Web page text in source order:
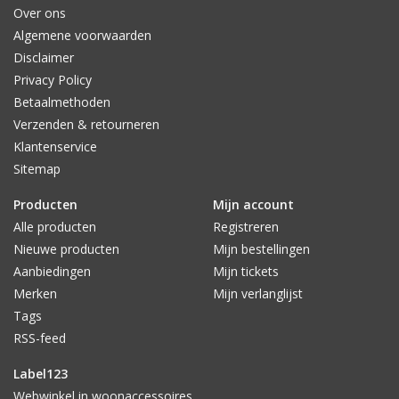
Het HK Living servies is compleet en breed doorgevoerd, met
o.a. mokken, kopjes, theemokken, ontbijtborden, schalen en
noem maar op. Het leuke van HK Living is dat je het
verschillende keramiek mooi met elkaar kunt combineren. Mix
en Match!
Over ons
Algemene voorwaarden
Disclaimer
Privacy Policy
Betaalmethoden
Verzenden & retourneren
Klantenservice
Sitemap
Producten
Alle producten
Nieuwe producten
Aanbiedingen
Merken
Tags
RSS-feed
Mijn account
Registreren
Mijn bestellingen
Mijn tickets
Mijn verlanglijst
Label123